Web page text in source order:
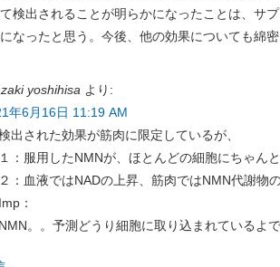
検出されることが明らかになったことは、サ
なったと思う。今後、他の効果についても綿
yoshihisa より:
年6月16日 11:19 AM
出された効果が筋肉に限定しているが、
１：服用したNMNが、ほとんどの細胞にちゃんと
２：血液ではNADの上昇、筋肉ではNMN代謝物
Imp：
NMN。。予測どうり細胞に取り込まれているよで